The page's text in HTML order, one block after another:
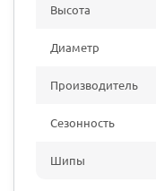
Высота
Диаметр
Производитель
Сезонность
Шипы